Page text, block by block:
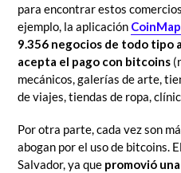
para encontrar estos
ejemplo, la aplicación CoinMap
9.356 negocios de todo tipo
acepta el pago con bitcoins
mecánicos, galerías de arte,
de viajes, tiendas de ropa,
Por otra parte, cada vez son
abogan por el uso de bitcoins.
Salvador, ya que promovió